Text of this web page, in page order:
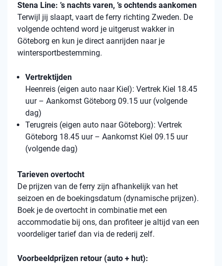
Stena Line: ’s nachts varen, ’s ochtends aankomen
Terwijl jij slaapt, vaart de ferry richting Zweden. De
volgende ochtend word je uitgerust wakker in
Göteborg en kun je direct aanrijden naar je
wintersportbestemming.
Vertrektijden
Heenreis (eigen auto naar Kiel): Vertrek Kiel 18.45
uur – Aankomst Göteborg 09.15 uur (volgende
dag)
Terugreis (eigen auto naar Göteborg): Vertrek
Göteborg 18.45 uur – Aankomst Kiel 09.15 uur
(volgende dag)
Tarieven overtocht
De prijzen van de ferry zijn afhankelijk van het
seizoen en de boekingsdatum (dynamische prijzen).
Boek je de overtocht in combinatie met een
accommodatie bij ons, dan profiteer je altijd van een
voordeliger tarief dan via de rederij zelf.
Voorbeeldprijzen retour (auto + hut):